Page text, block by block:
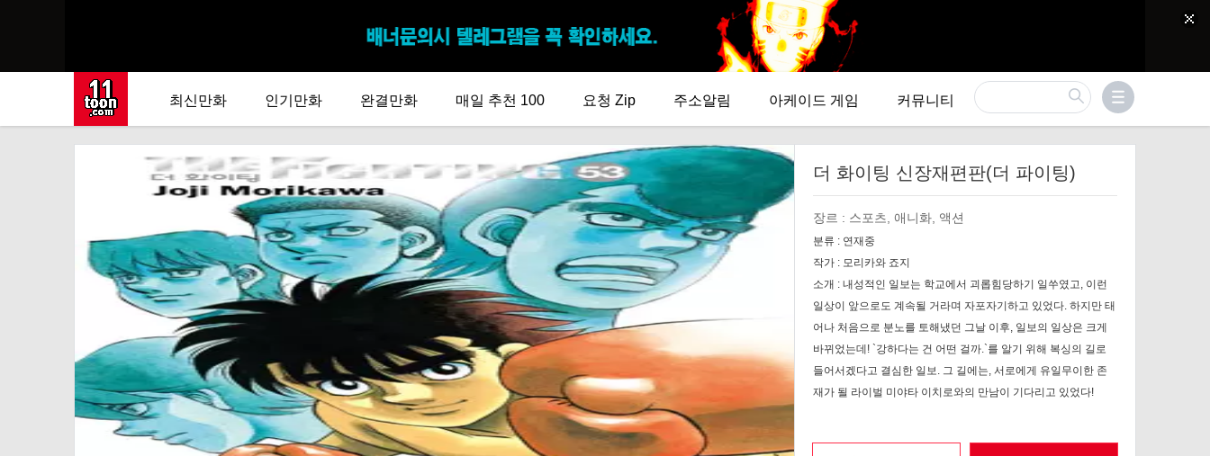
최신만화 인기만화 완결만화 매일 추천 100 요청 Zip 주소알림 아케이드 게임 커뮤니티
더 화이팅 신장재편판(더 파이팅)
장르 : 스포츠, 애니화, 액션
분류 : 연재중
작가 : 모리카와 죠지
소개 : 내성적인 일보는 학교에서 괴롭힘당하기 일쑤였고, 이런
일상이 앞으로도 계속될 거라며 자포자기하고 있었다. 하지만 태
어나 처음으로 분노를 토해냈던 그날 이후, 일보의 일상은 크게
바뀌었는데! `강하다는 건 어떤 걸까.`를 알기 위해 복싱의 길로
들어서겠다고 결심한 일보. 그 길에는, 서로에게 유일무이한 존
재가 될 라이벌 미야타 이치로와의 만남이 기다리고 있었다!